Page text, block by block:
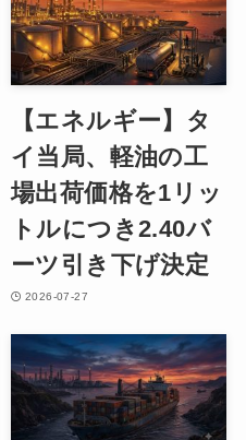
【エネルギー】タ
イ当局、軽油の工
場出荷価格を1リッ
トルにつき2.40バ
ーツ引き下げ決定
2026-07-27